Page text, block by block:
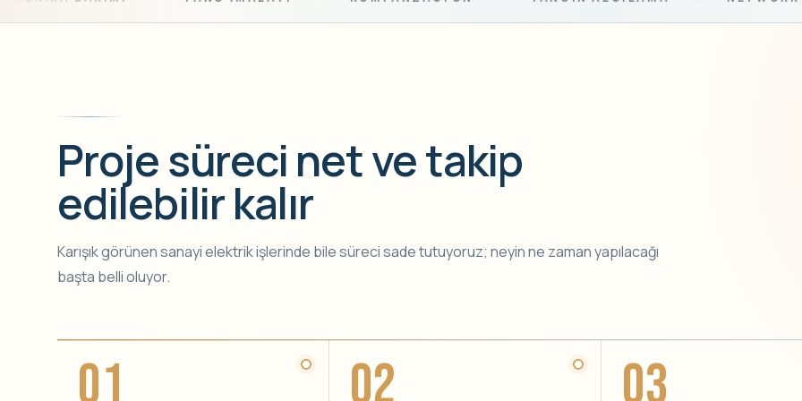
Proje süreci net ve takip
edilebilir kalır
Karışık görünen sanayi elektrik işlerinde bile süreci sade tutuyoruz; neyin ne zaman yapılacağı
başta belli oluyor.
01 02 03